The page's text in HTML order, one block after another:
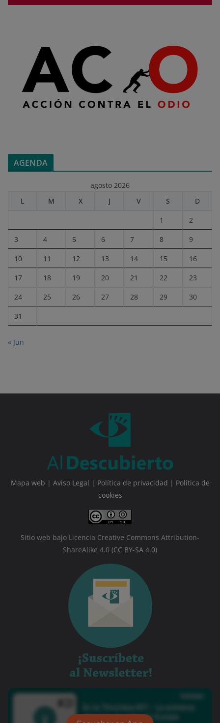
AGENDA
agosto 2026
L
M X J V S D
1 2
3 4 5 6 7 8 9
10 11 12 13 14 15 16
17 18 19 20 21 22 23
24 25 26 27 28 29 30
31
« Jun
Mapa web | Aviso Legal | Política de privacidad | Política de
cookies
Sitio web bajo Licencia Creative Commons Attribution-
ShareAlike 4.0 (CC BY-SA 4.0)